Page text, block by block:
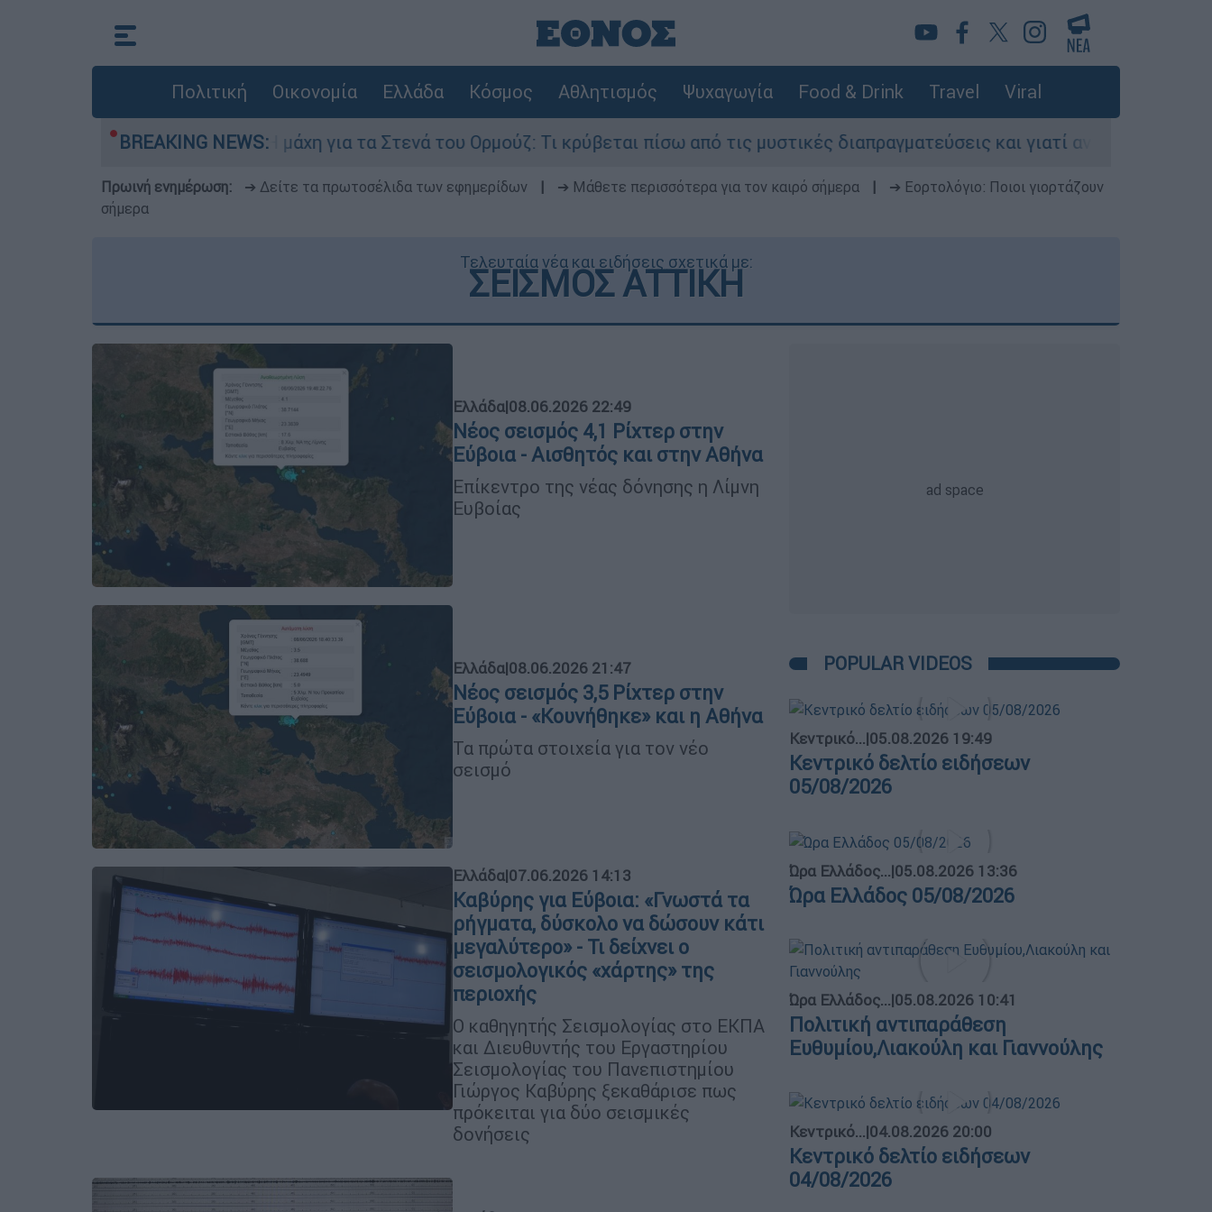
Πολιτική Οικονομία Ελλάδα Κόσμος Αθλητισμός Ψυχαγωγία Food & Drink Travel Viral
BREAKING NEWS:
Η μάχη για τα Στενά του Ορμούζ: Τι κρύβεται πίσω από τις μυστικές διαπραγματεύσεις και γιατί αντιδρούν οι ΗΠΑ
Πρωινή ενημέρωση: ➔ Δείτε τα πρωτοσέλιδα των εφημερίδων ➔ Μάθετε περισσότερα για τον καιρό σήμερα
➔ Εορτολόγιο: Ποιοι γιορτάζουν
σήμερα
Τελευταία νέα και ειδήσεις σχετικά με:
ΣΕΙΣΜΟΣ ΑΤΤΙΚΗ
Ελλάδα|08.06.2026 22:49
Νέος σεισμός 4,1 Ρίχτερ στην
Εύβοια - Αισθητός και στην Αθήνα
Επίκεντρο της νέας δόνησης η Λίμνη
Ευβοίας
Ελλάδα|08.06.2026 21:47
Νέος σεισμός 3,5 Ρίχτερ στην
Εύβοια - «Κουνήθηκε» και η Αθήνα
Τα πρώτα στοιχεία για τον νέο
σεισμό
Ελλάδα|07.06.2026 14:13
Καβύρης για Εύβοια: «Γνωστά τα
ρήγματα, δύσκολο να δώσουν κάτι
μεγαλύτερο» - Τι δείχνει ο
σεισμολογικός «χάρτης» της
περιοχής
Ο καθηγητής Σεισμολογίας στο ΕΚΠΑ
και Διευθυντής του Εργαστηρίου
Σεισμολογίας του Πανεπιστημίου
Γιώργος Καβύρης ξεκαθάρισε πως
πρόκειται για δύο σεισμικές
δονήσεις
POPULAR VIDEOS
Κεντρικό...|05.08.2026 19:49
Κεντρικό δελτίο ειδήσεων
05/08/2026
Ώρα Ελλάδος...|05.08.2026 13:36
Ώρα Ελλάδος 05/08/2026
Ώρα Ελλάδος...|05.08.2026 10:41
Πολιτική αντιπαράθεση
Ευθυμίου,Λιακούλη και Γιαννούλης
Κεντρικό...|04.08.2026 20:00
Κεντρικό δελτίο ειδήσεων
04/08/2026